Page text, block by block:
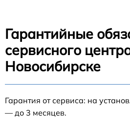
Гарантийные
сервисного
Новосибирске
Гарантия от сервиса: на
— до 3 месяцев.